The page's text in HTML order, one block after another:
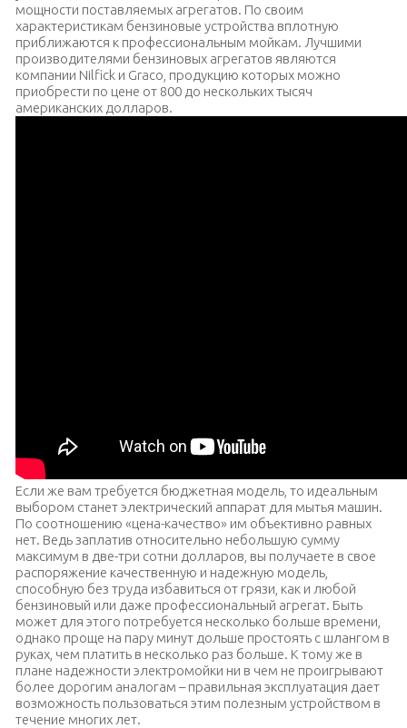
мощности поставляемых агрегатов. По своим
характеристикам бензиновые устройства вплотную
приближаются к профессиональным мойкам. Лучшими
производителями бензиновых агрегатов являются
компании Nilfick и Graco, продукцию которых можно
приобрести по цене от 800 до нескольких тысяч
американских долларов.
Если же вам требуется бюджетная модель, то идеальным
выбором станет электрический аппарат для мытья машин.
По соотношению «цена-качество» им объективно равных
нет. Ведь заплатив относительно небольшую сумму
максимум в две-три сотни долларов, вы получаете в свое
распоряжение качественную и надежную модель,
способную без труда избавиться от грязи, как и любой
бензиновый или даже профессиональный агрегат. Быть
может для этого потребуется несколько больше времени,
однако проще на пару минут дольше простоять с шлангом в
руках, чем платить в несколько раз больше. К тому же в
плане надежности электромойки ни в чем не проигрывают
более дорогим аналогам – правильная эксплуатация дает
возможность пользоваться этим полезным устройством в
течение многих лет.